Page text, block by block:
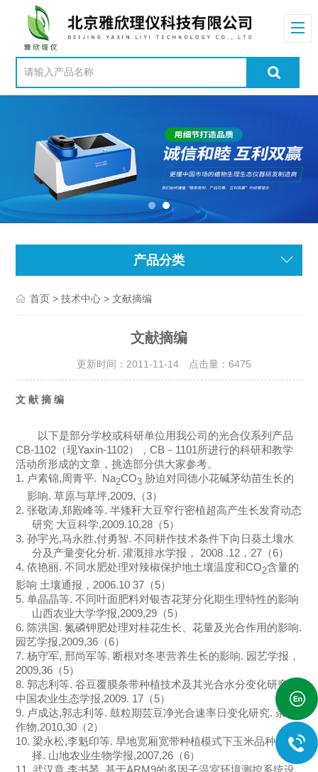
产品分类
首页 >技术中心 > 文献摘编
文献摘编
更新时间：2011-11-14 点击量： 6475
文 献 摘 编
以下是部分学校或科研单位用我公司的光合仪系列产品
CB-1102 （现Yaxin-1102），CB － 1101 所进行的科研和教学
活动所形成的文章，挑选部分供大家参考。
1. 卢素锦,周青平. Na2CO3 胁迫对同德小花碱茅幼苗生长的
影响. 草原与草坪,2009, （3）
2.张敬涛,郑殿峰等.半矮秆大豆窄行密植超高产生长发育动态
研究 大豆科学,2009.10,28 （5）
3.孙宇光,马永胜,付勇智.不同耕作技术条件下向日葵土壤水
分及产量变化分析.灌溉排水学报， 2008 .12 ， 27 （6）
4.依艳丽.不同水肥处理对辣椒保护地土壤温度和CO2含量的
影响 土壤通报， 2006.10 37 （5）
5.单晶晶等.不同叶面肥料对银杏花芽分化期生理特性的影响
山西农业大学学报,2009,29 （5）
6. 陈洪国.氮磷钾肥处理对桂花生长、花量及光合作用的影响.
园艺学报,2009,36 （6）
7.杨守军,邢尚军等. 断根对冬枣营养生长的影响. 园艺学报，
2009,36 （5）
8.郭志利等.谷豆覆膜条带种植技术及其光合水分变化研究
中国农业生态学报,2009. 17 （5）
9. 卢成达,郭志利等.鼓粒期芸豆净光合速率日变化研究. 杂粮
作物,2010,30 （2）
10.梁永松,李魁印等.旱地宽厢宽带种植模式下玉米品种的选
择. 山地农业生物学报,2007,26 （6）